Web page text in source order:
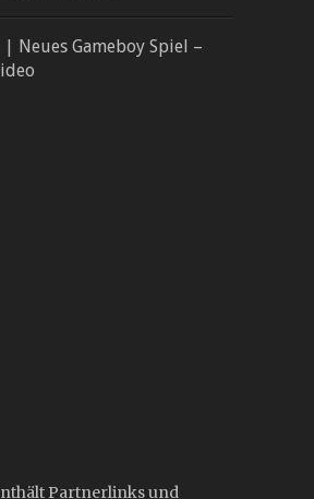
| Neues Gameboy Spiel –
Partnerlinks und